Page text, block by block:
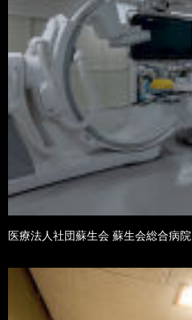
医療法人社団蘇生会 蘇生会総合病院